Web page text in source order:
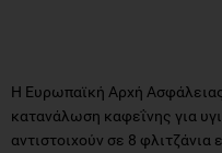
Η Ευρωπαϊκή Αρχή
κατανάλωση καφεΐνης για
αντιστοιχούν σε 8